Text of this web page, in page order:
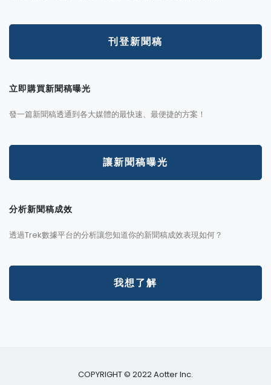
刊登新聞稿
立即購買新聞稿曝光
發一篇新聞稿透通到各大媒體的最快速、最便捷的方案！
讓新聞稿曝光
分析新聞稿成效
透過Trek數據平台的分析讓您知道你的新聞稿成效表現如何？
我想了解
COPYRIGHT © 2022 Aotter Inc.